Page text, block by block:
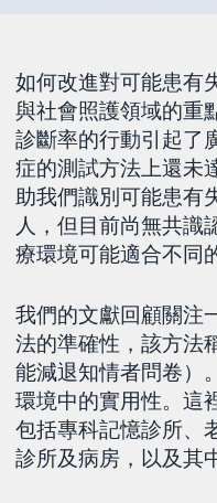
如何改進對可能患有
與社會照護領域的重
診斷率的行動引起了
症的測試方法上還未
助我們識別可能患有
人，但目前尚無共識
療環境可能適合不同
我們的文獻回顧關注
法的準確性，該方法
能減退知情者問卷）
環境中的實用性。這
包括專科記憶診所、
診所及病房，以及其